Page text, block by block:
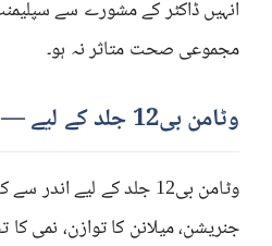
انہیں ڈاکٹر کے مشورے سے
مجموعی صحت متاثر نہ ہو۔
وٹامن بی12 جلد کے لیے — خلاصہ
وٹامن بی12 جلد کے لیے
جنریشن، میلانن کا توازن، نمی